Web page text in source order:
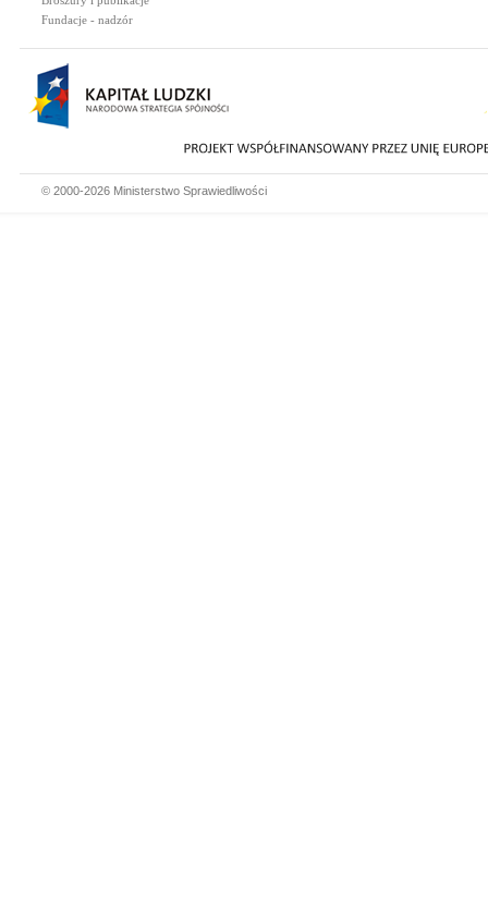
Fundacje - nadzór
© 2000-2026 Ministerstwo Sprawiedliwości